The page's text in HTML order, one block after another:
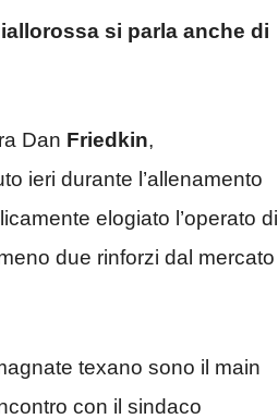
si parla anche di
Dan Friedkin,
ieri durante l’allenamento
elogiato l’operato di
due rinforzi dal mercato
texano sono il main
con il sindaco